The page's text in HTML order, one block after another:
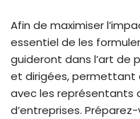
Afin de maximiser
essentiel de les
guideront dans l’art de
et dirigées, permettant
avec les représentants
d’entreprises.